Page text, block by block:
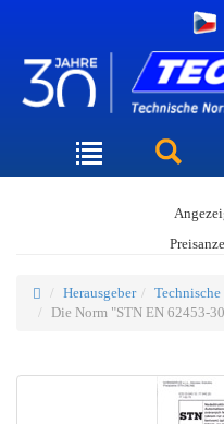
Herausgeber
Die Norm "STN EN 62453-